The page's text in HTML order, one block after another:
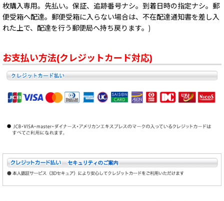
枚購入専用。先払い。保証、追跡番号ナシ。到着日時の指定ナシ。郵
便受箱へ配達。郵便受箱に入らない場合は、不在配達通知書を差し入
れた上で、配達を行う郵便局へ持ち戻ります。)
お支払い方法(クレジットカード対応)